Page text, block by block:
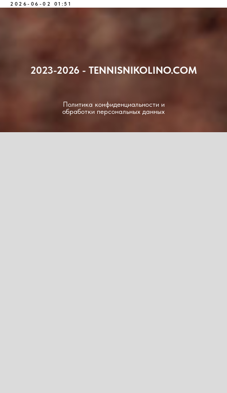
2026-06-02 01:51
2023-2026 - TENNISNIKOLINO.COM
Политика конфиденциальности и
обработки персональных данных